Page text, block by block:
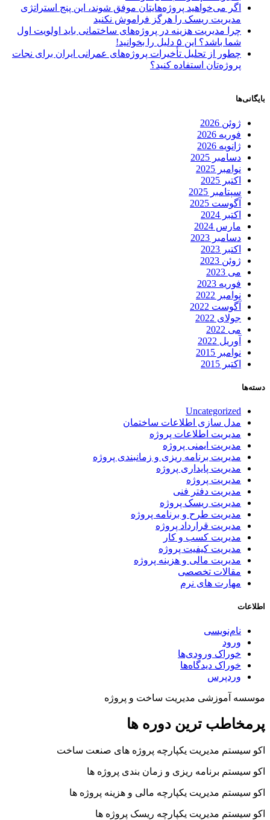
اگر می‌خواهید پروژه‌هایتان موفق شوند، این پنج استراتژی
مدیریت ریسک را هرگز فراموش نکنید
چرا مدیریت هزینه در پروژه‌های ساختمانی باید اولویت اول
شما باشد؟ این ۵ دلیل را بخوانید!
چطور از تحلیل تأخیرات پروژه‌های عمرانی ایران برای نجات
پروژه‌تان استفاده کنید؟
بایگانی‌ها
ژوئن 2026
فوریه 2026
ژانویه 2026
دسامبر 2025
نوامبر 2025
اکتبر 2025
سپتامبر 2025
آگوست 2025
اکتبر 2024
مارس 2024
دسامبر 2023
اکتبر 2023
ژوئن 2023
می 2023
فوریه 2023
نوامبر 2022
آگوست 2022
جولای 2022
می 2022
آوریل 2022
نوامبر 2015
اکتبر 2015
دسته‌ها
Uncategorized
مدل سازی اطلاعات ساختمان
مدیریت اطلاعات پروژه
مدیریت ایمنی پروژه
مدیریت برنامه ریزی و زمانبندی پروژه
مدیریت پایداری پروژه
مدیریت پروژه
مدیریت دفتر فنی
مدیریت ریسک پروژه
مدیریت طرح و برنامه پروژه
مدیریت قرارداد پروژه
مدیریت کسب و کار
مدیریت کیفیت پروژه
مدیریت مالی و هزینه پروژه
مقالات تخصصی
مهارت های نرم
اطلاعات
نام‌نویسی
ورود
خوراک ورودی‌ها
خوراک دیدگاه‌ها
وردپرس
موسسه آموزشی مدیریت ساخت و پروژه
پرمخاطب ترین دوره ها
اکو سیستم مدیریت یکپارچه پروژه های صنعت ساخت
اکو سیستم برنامه ریزی و زمان بندی پروژه ها
اکو سیستم مدیریت یکپارچه مالی و هزینه پروژه ها
اکو سیستم مدیریت یکپارچه ریسک پروژه ها